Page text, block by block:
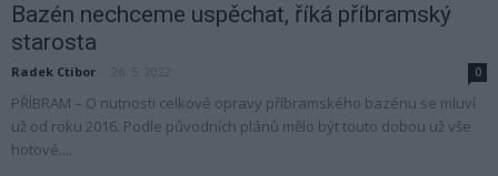
Bazén nechceme uspěchat, říká příbramský
starosta
Radek Ctibor 0
PŘÍBRAM – O nutnosti celkové opravy příbramského bazénu se mluví
už od roku 2016. Podle původních plánů mělo být touto dobou už vše
hotové....